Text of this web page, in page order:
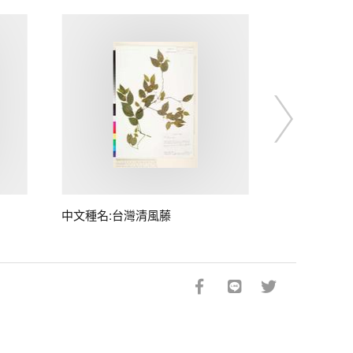
中文種名:台灣清風藤